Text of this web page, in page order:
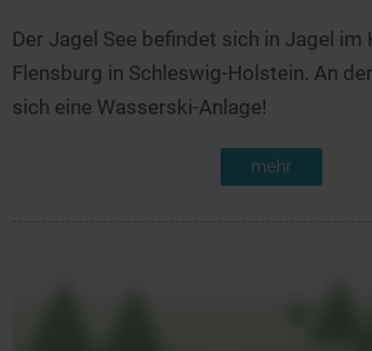
Der Jagel See befindet sich in Jagel im
Flensburg in Schleswig-Holstein. An
sich eine Wasserski-Anlage!
mehr